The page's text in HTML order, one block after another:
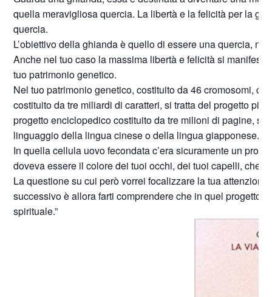
quella meravigliosa quercia. La libertà e la felicità per la
quercia.
L’obiettivo della ghianda è quello di essere una quercia,
Anche nel tuo caso la massima libertà e felicità si
tuo patrimonio genetico.
Nel tuo patrimonio genetico, costituito da 46 cromosomi,
costituito da tre miliardi di caratteri, si tratta del progetto
progetto enciclopedico costituito da tre milioni di pagine,
linguaggio della lingua cinese o della lingua giapponese.
In quella cellula uovo fecondata c’era sicuramente un
doveva essere il colore dei tuoi occhi, dei tuoi capelli, che
La questione su cui però vorrei focalizzare la tua
successivo è allora farti comprendere che in quel progetto
spirituale.”